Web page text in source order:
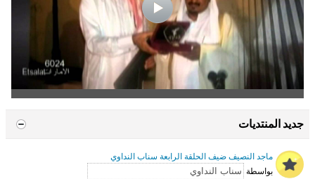
جديد المنتديات
ماجد النصيف ضيف الحلقة الرابعة سناب النداوي
بواسطة